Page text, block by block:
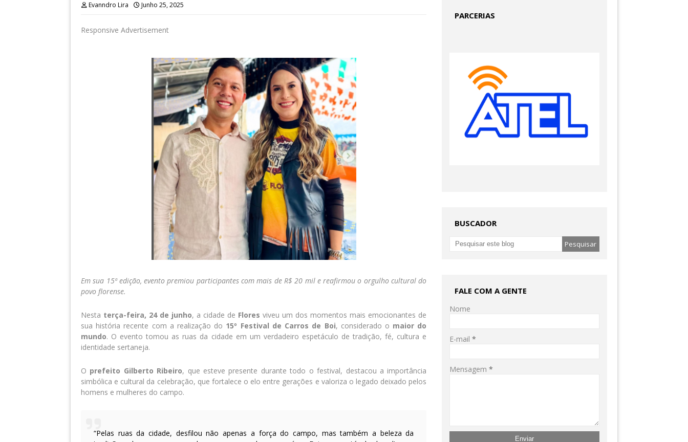
Evanndro Lira Junho 25, 2025
Responsive Advertisement
Em sua 15ª edição, evento premiou participantes com mais de R$ 20 mil e reafirmou o orgulho cultural do
povo florense.
Nesta terça-feira, 24 de junho, a cidade de Flores viveu um dos momentos mais emocionantes de
sua história recente com a realização do 15º Festival de Carros de Boi, considerado o maior do
mundo. O evento tomou as ruas da cidade em um verdadeiro espetáculo de tradição, fé, cultura e
identidade sertaneja.
O prefeito Gilberto Ribeiro, que esteve presente durante todo o festival, destacou a importância
simbólica e cultural da celebração, que fortalece o elo entre gerações e valoriza o legado deixado pelos
homens e mulheres do campo.
“Pelas ruas da cidade, desfilou não apenas a força do campo, mas também a beleza da
PARCERIAS
BUSCADOR
FALE COM A GENTE
Nome
E-mail*
Mensagem*